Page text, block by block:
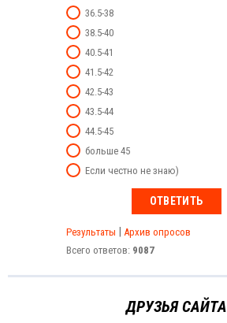
36.5-38
38.5-40
40.5-41
41.5-42
42.5-43
43.5-44
44.5-45
больше 45
Если честно не знаю)
Результаты | Архив опросов
Всего ответов: 9087
ДРУЗЬЯ САЙТА